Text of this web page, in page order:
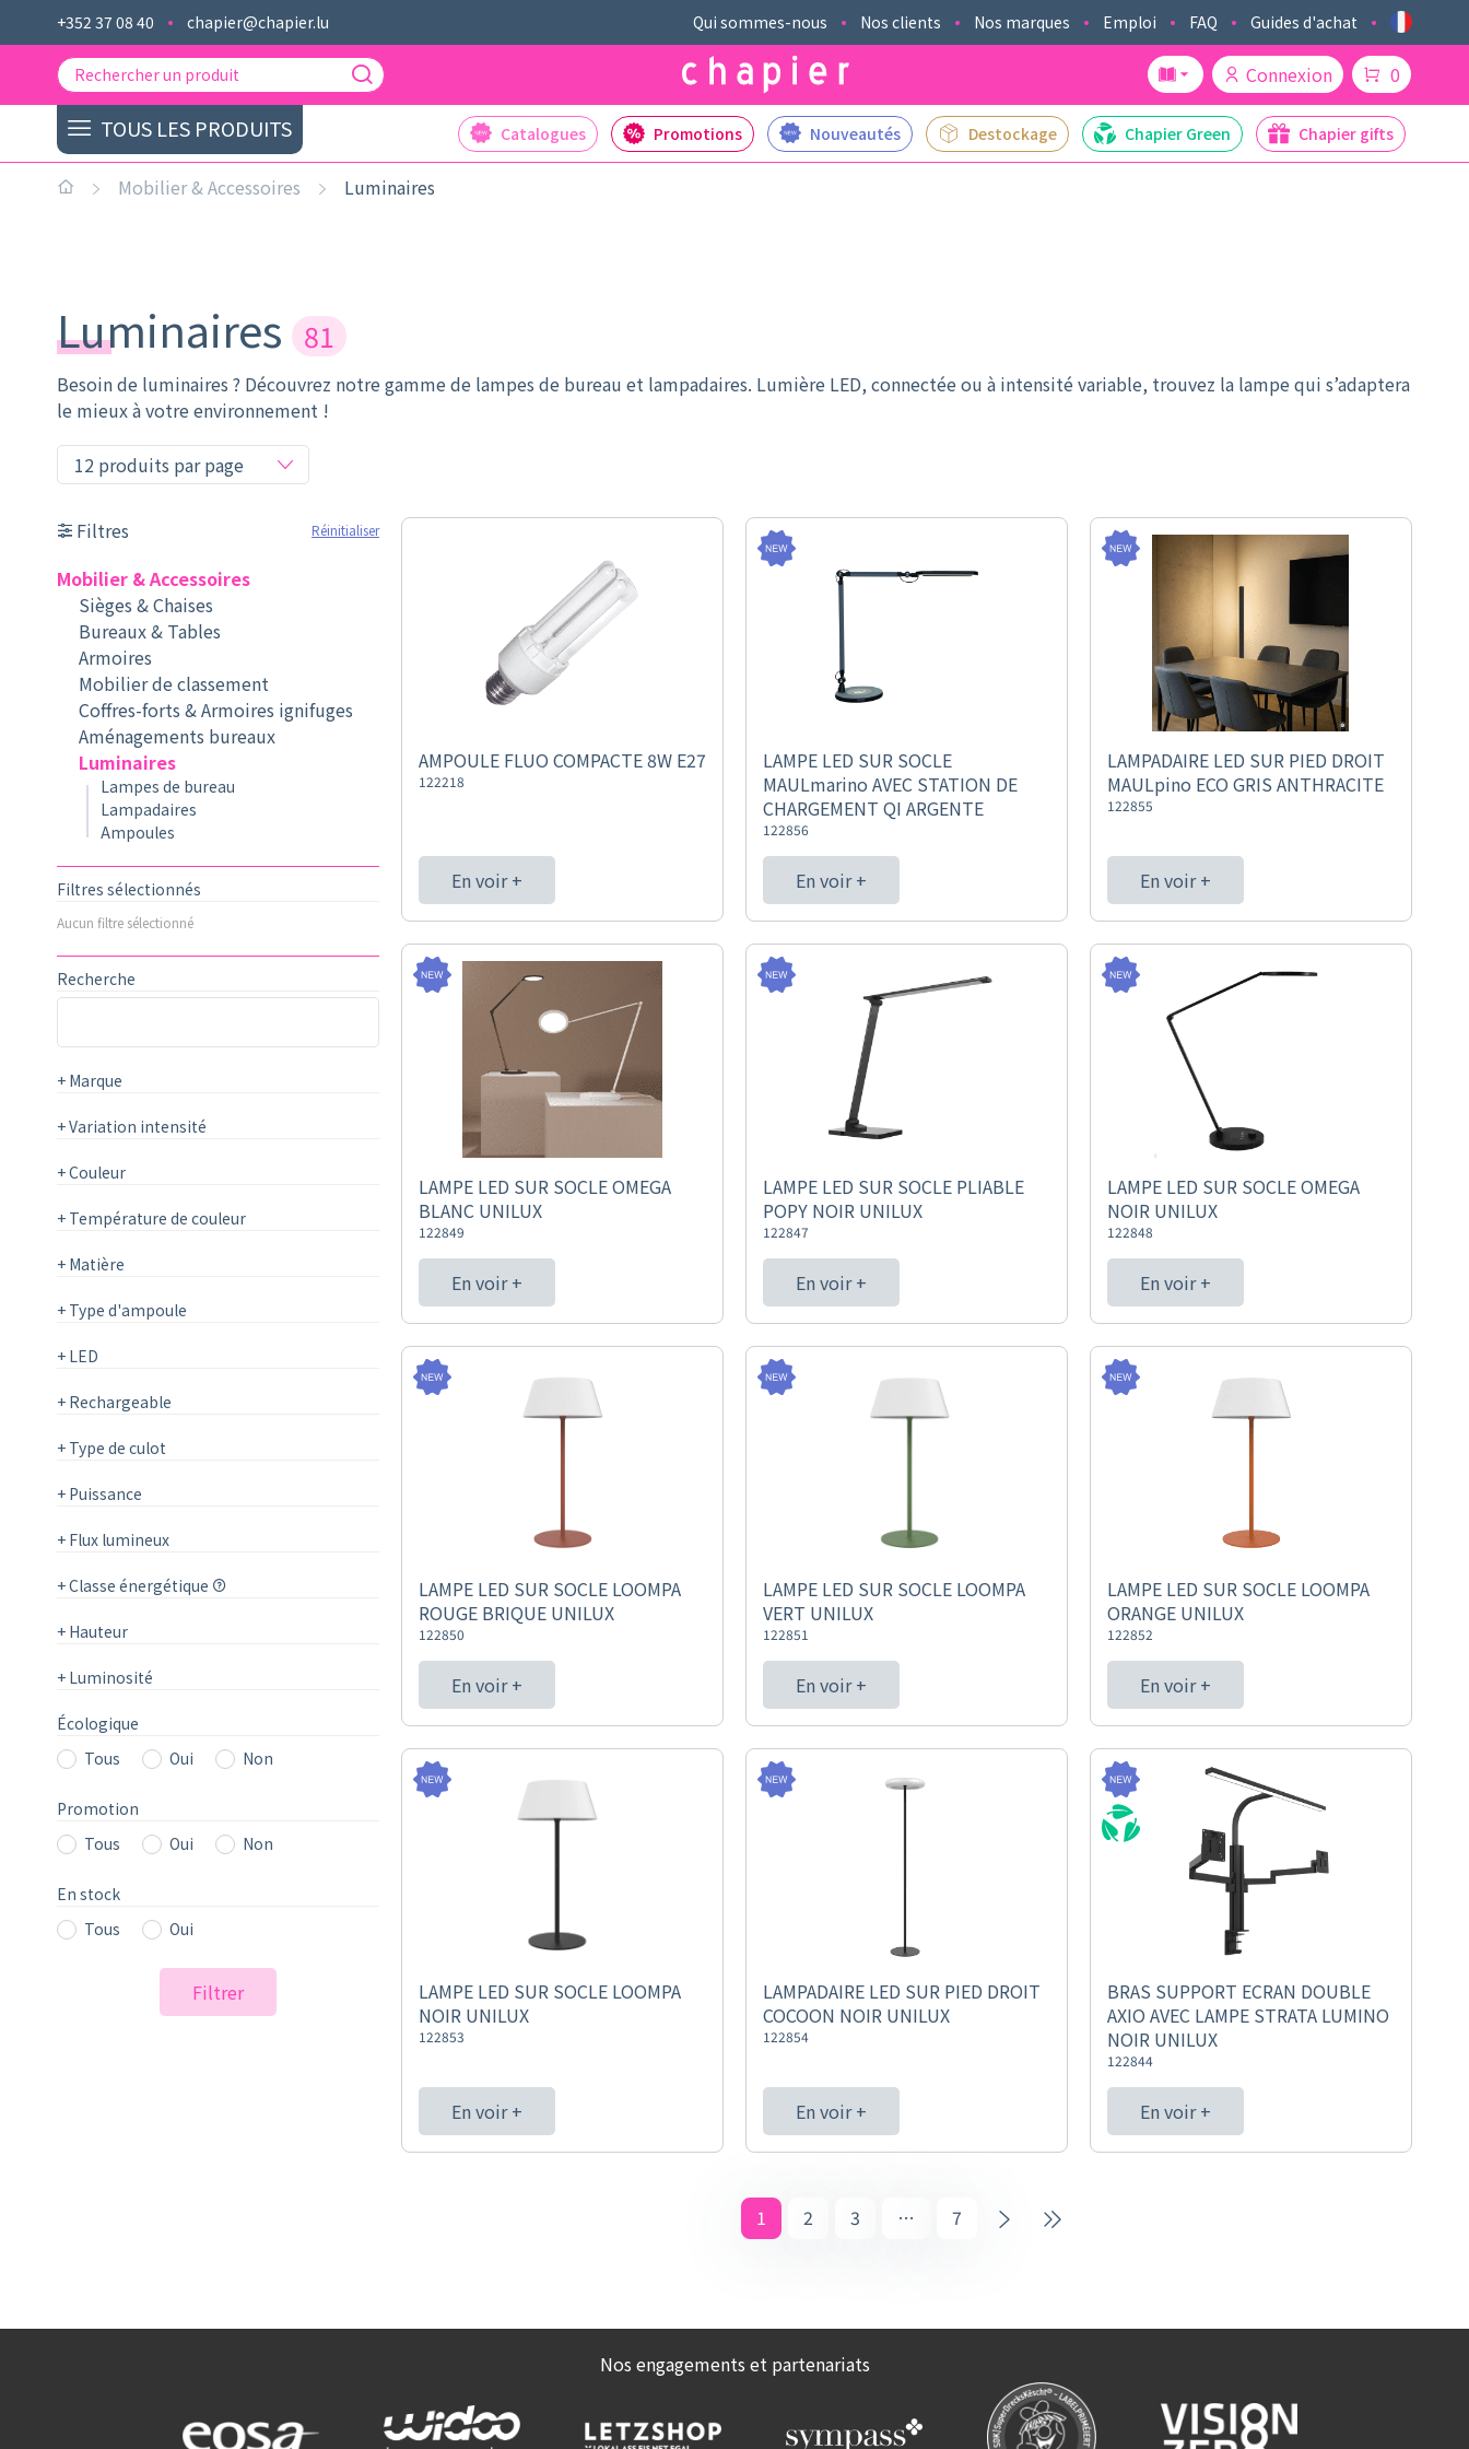
+352 37 08 40 chapier@chapier.lu Qui sommes-nous Nos clients Nos marques Emploi FAQ Guides d'achat
Connexion 0
TOUS LES PRODUITS Catalogues Promotions Nouveautés Destockage Chapier Green Chapier gifts
Mobilier & Accessoires Luminaires
Luminaires 81
Besoin de luminaires ? Découvrez notre gamme de lampes de bureau et lampadaires. Lumière LED, connectée ou à intensité variable, trouvez la lampe qui s’adaptera
le mieux à votre environnement !
Filtres Réinitialiser
Mobilier & Accessoires
Sièges & Chaises
Bureaux & Tables
Armoires
Mobilier de classement
Coffres-forts & Armoires ignifuges
Aménagements bureaux
Luminaires
Lampes de bureau
Lampadaires
Ampoules
Filtres sélectionnés
Aucun filtre sélectionné
Recherche
+ Marque
+Variation intensité
+Couleur
+ Température de couleur
+ Matière
+ Type d'ampoule
+ LED
+ Rechargeable
+ Type de culot
+ Puissance
+ Flux lumineux
+Classe énergétique
+ Hauteur
+ Luminosité
Écologique
Tous
Oui Non
Promotion
Tous
Oui Non
En stock
Tous
Oui
Filtrer
AMPOULE FLUO COMPACTE 8W E27
122218
En voir +
LAMPE LED SUR SOCLE
MAULmarino AVEC STATION DE
CHARGEMENT QI ARGENTE
122856
En voir +
LAMPADAIRE LED SUR PIED DROIT
MAULpino ECO GRIS ANTHRACITE
122855
En voir +
LAMPE LED SUR SOCLE OMEGA
BLANC UNILUX
122849
En voir +
LAMPE LED SUR SOCLE PLIABLE
POPY NOIR UNILUX
122847
En voir +
LAMPE LED SUR SOCLE OMEGA
NOIR UNILUX
122848
En voir +
LAMPE LED SUR SOCLE LOOMPA
ROUGE BRIQUE UNILUX
122850
En voir +
LAMPE LED SUR SOCLE LOOMPA
VERT UNILUX
122851
En voir +
LAMPE LED SUR SOCLE LOOMPA
ORANGE UNILUX
122852
En voir +
LAMPE LED SUR SOCLE LOOMPA
NOIR UNILUX
122853
En voir +
LAMPADAIRE LED SUR PIED DROIT
COCOON NOIR UNILUX
122854
En voir +
BRAS SUPPORT ECRAN DOUBLE
AXIO AVEC LAMPE STRATA LUMINO
NOIR UNILUX
122844
En voir +
1 2 3 … 7
Nos engagements et partenariats